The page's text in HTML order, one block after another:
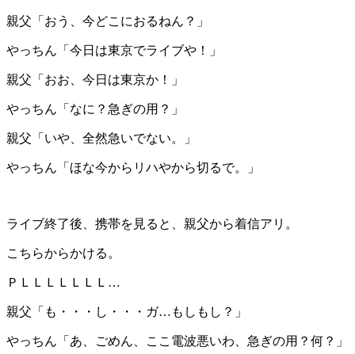
親父「おう、今どこにおるねん？」
やっちん「今日は東京でライブや！」
親父「おお、今日は東京か！」
やっちん「なに？急ぎの用？」
親父「いや、全然急いでない。」
やっちん「ほな今からリハやから切るで。」
ライブ終了後、携帯を見ると、親父から着信アリ。
こちらからかける。
ＰＬＬＬＬＬＬＬ…
親父「も・・・し・・・ガ…もしもし？」
やっちん「あ、ごめん、ここ電波悪いわ、急ぎの用？何？」